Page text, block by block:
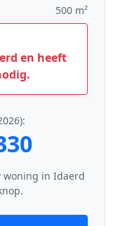
500 m²
en heeft
woning in Idaerd